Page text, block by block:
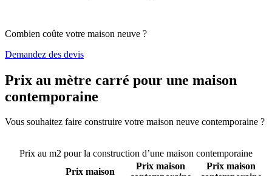
Combien coûte votre maison neuve ?
Demandez des devis
Prix au mètre carré pour une maison
contemporaine
Vous souhaitez faire construire votre maison neuve contemporaine ?
Prix au m2 pour la construction d’une maison contemporaine
Prix maison
Prix maison
Prix maison